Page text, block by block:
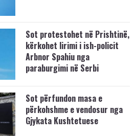
Sot protestohet në Prishtinë,
kërkohet lirimi i ish-policit
Arbnor Spahiu nga
paraburgimi në Serbi
Sot përfundon masa e
përkohshme e vendosur nga
Gjykata Kushtetuese